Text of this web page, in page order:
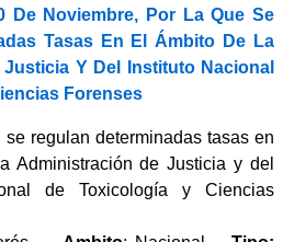
De Noviembre, Por La Que Se
Tasas En El Ámbito De La
Y Del Instituto Nacional
Forenses
se regulan determinadas tasas en
Administración de Justicia y del
de Toxicología y Ciencias